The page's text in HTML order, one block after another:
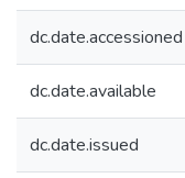
dc.date.accessioned
dc.date.available
dc.date.issued